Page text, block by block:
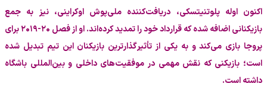
اکنون اوله پلوتنیتسکی، دریافت‌کننده ملی‌پوش اوکراینی، نیز به جمع
بازیکنانی اضافه شده که قرارداد خود را تمدید کرده‌اند. او از فصل ۲۰-۲۰۱۹ برای
پروجا بازی می‌کند و به یکی از تأثیرگذارترین بازیکنان این تیم تبدیل شده
است؛ بازیکنی که نقش مهمی در موفقیت‌های داخلی و بین‌المللی باشگاه
داشته است.